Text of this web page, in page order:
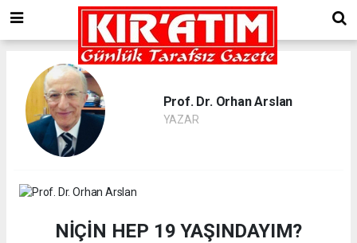
Prof. Dr. Orhan Arslan
YAZAR
NİÇİN HEP 19 YAŞINDAYIM?